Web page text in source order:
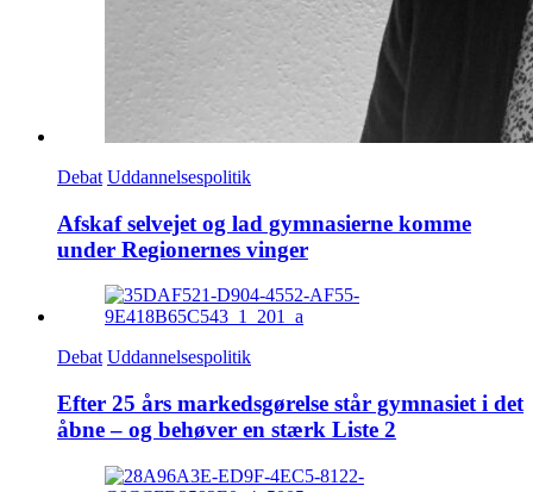
Debat Uddannelsespolitik
Afskaf selvejet og lad gymnasierne komme
under Regionernes vinger
Debat Uddannelsespolitik
Efter 25 års markedsgørelse står gymnasiet i det
åbne – og behøver en stærk Liste 2